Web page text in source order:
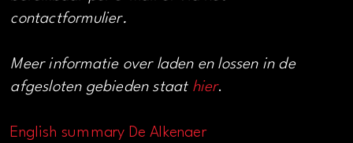
contactformulier.
Meer informatie over laden en lossen in de
afgesloten gebieden staat hier.
English summary De Alkenaer